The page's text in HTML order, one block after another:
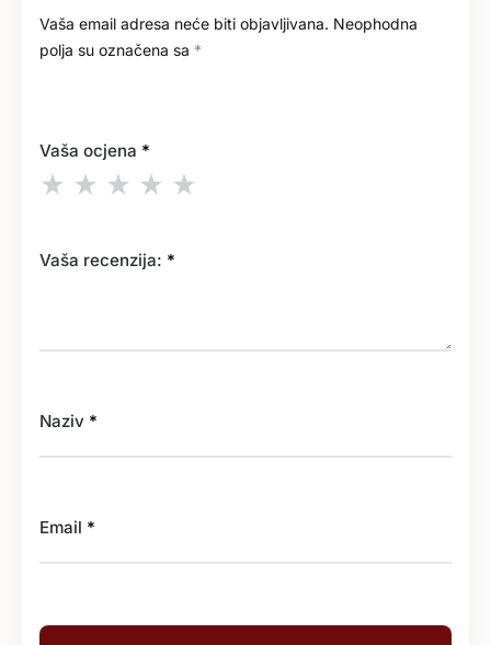
Vaša email adresa neće biti objavljivana. Neophodna
polja su označena sa *
Vaša ocjena *
Vaša recenzija: *
Naziv *
Email *